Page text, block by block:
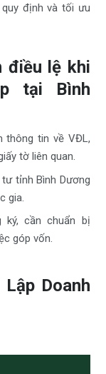
định và tối ưu
điều lệ khi
tại Bình
thông tin về VĐL,
tờ liên quan.
tỉnh Bình Dương
gia.
ký, cần chuẩn bị
góp vốn.
Doanh